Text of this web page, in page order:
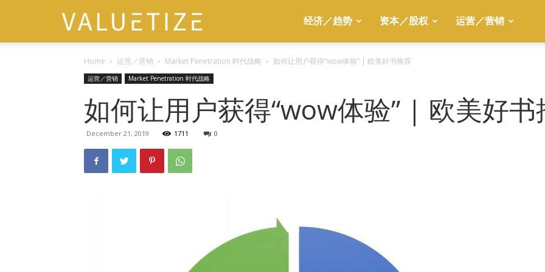
经济／趋势 资本／股权 运营／营销
Home 运营／营销 Market Penetration 时代战略 如何让用户获得“wow体验” | 欧美好书推荐
运营／营销 Market Penetration 时代战略
如何让用户获得“wow体验” | 欧美好书
December 21, 2019 1711 0